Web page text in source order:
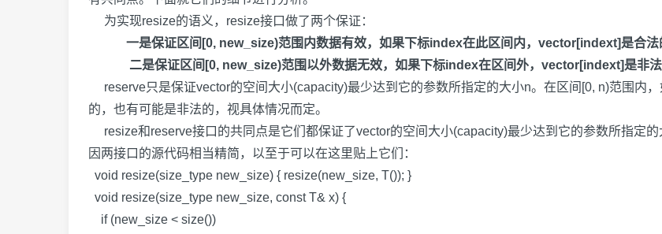
为实现resize的语义，resize接口做了两个保证：
一是保证区间[0, new_size)范围内数据有效，如果下标index在此区间内，vector[indext]是合法
二是保证区间[0, new_size)范围以外数据无效，如果下标index在区间外，vector[indext]是非法
reserve只是保证vector的空间大小(capacity)最少达到它的参数所指定的大小n。在区间[0, n)范围内
的，也有可能是非法的，视具体情况而定。
resize和reserve接口的共同点是它们都保证了vector的空间大小(capacity)最少达到它的参数所指定的
因两接口的源代码相当精简，以至于可以在这里贴上它们：
void resize(size_type new_size) { resize(new_size, T()); }
void resize(size_type new_size, const T& x) {
if (new_size < size())